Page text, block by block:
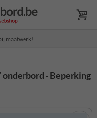
maatwerk!
onderbord - Beperking